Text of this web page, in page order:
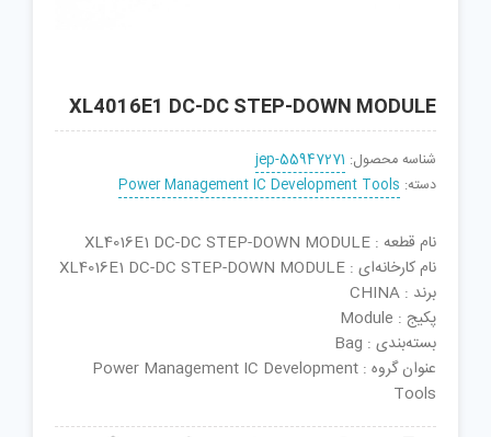
XL4016E1 DC-DC STEP-DOWN MODULE
شناسه محصول: jep-55947271
دسته: Power Management IC Development Tools
نام قطعه : XL4016E1 DC-DC STEP-DOWN MODULE
نام کارخانه‌ای : XL4016E1 DC-DC STEP-DOWN MODULE
برند : CHINA
پکیج : Module
بسته‌بندی : Bag
عنوان گروه : Power Management IC Development
Tools